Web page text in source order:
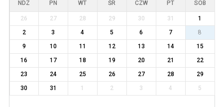
NDZ PN WT ŚR CZW PT SOB
26 27 28 29 30 31
1
2
3 4 5 6 7
8
9
10 11 12 13 14
15
16
17 18 19 20 21
22
23
24 25 26 27 28
29
30
31 1 2 3 4 5